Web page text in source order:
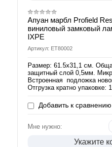
Апуан марбл Profield
виниловый замковый
IXPE
Артикул: ЕТ80002
Размер: 61.5х31,1 см.
защитный слой 0,5мм.
Встроенная подложка
Отгрузка кратно упаковке:
Добавить к сравнению
Мне нужно:
Укажите